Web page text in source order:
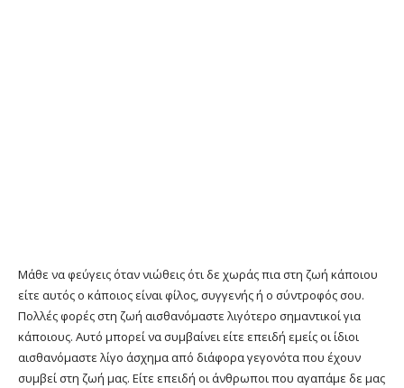
Μάθε να φεύγεις όταν νιώθεις ότι δε χωράς πια στη ζωή κάποιου
είτε αυτός ο κάποιος είναι φίλος, συγγενής ή ο σύντροφός σου.
Πολλές φορές στη ζωή αισθανόμαστε λιγότερο σημαντικοί για
κάποιους. Αυτό μπορεί να συμβαίνει είτε επειδή εμείς οι ίδιοι
αισθανόμαστε λίγο άσχημα από διάφορα γεγονότα που έχουν
συμβεί στη ζωή μας. Είτε επειδή οι άνθρωποι που αγαπάμε δε μας